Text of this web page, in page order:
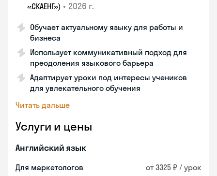
«СКАЕНГ») • 2026 г.
Обучает актуальному языку для работы и
бизнеса
Использует коммуникативный подход для
преодоления языкового барьера
Адаптирует уроки под интересы учеников
для увлекательного обучения
Читать дальше
Услуги и цены
Английский язык
Для маркетологов от 3325 ₽ / урок